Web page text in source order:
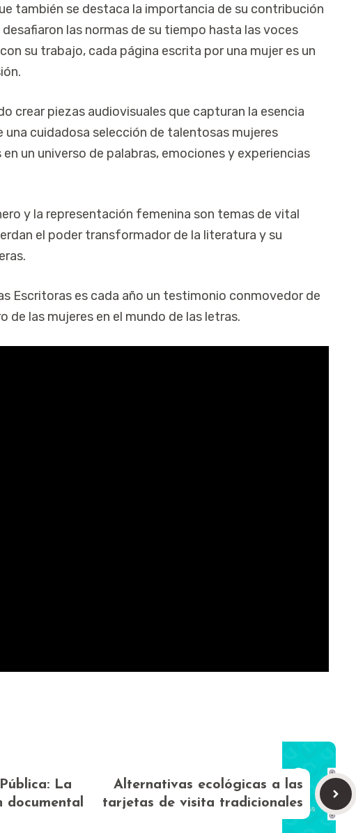
también se destaca la importancia de su contribución
las normas de su tiempo hasta las voces
su trabajo, cada página escrita por una mujer es un
crear piezas audiovisuales que capturan la esencia
cuidadosa selección de talentosas mujeres
un universo de palabras, emociones y experiencias
y la representación femenina son temas de vital
el poder transformador de la literatura y su
Escritoras es cada año un testimonio conmovedor de
de las mujeres en el mundo de las letras.
La
Alternativas ecológicas a las
tarjetas de visita tradicionales